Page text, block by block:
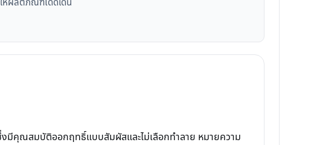
งมีคุณสมบัติออกฤทธิ์แบบสัมผัสและไม่เลือกทำลาย หมายความ